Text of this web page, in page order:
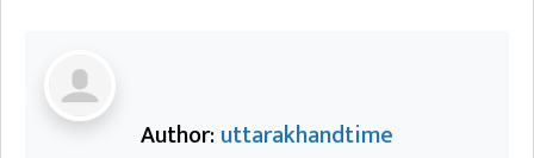
Author:uttarakhandtime